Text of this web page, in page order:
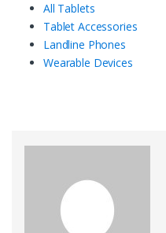
All Tablets
Tablet Accessories
Landline Phones
Wearable Devices